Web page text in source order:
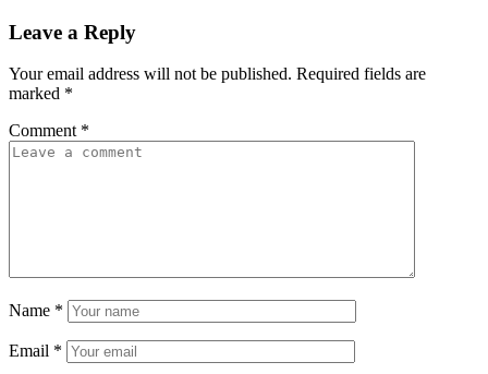
Leave a Reply
Your email address will not be published. Required fields are
marked *
Comment *
Name *
Email *